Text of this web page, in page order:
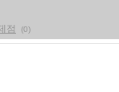
점 (0)